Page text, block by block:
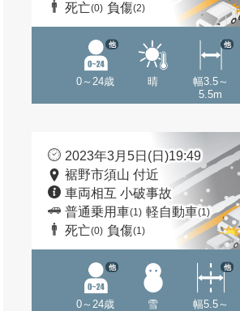
死亡(0) 負傷(2)
0～24歳
他
晴
幅3.5～
5.5m
他
2023年3月5日(日)19:49
裾野市須山 付近
車両相互 小破事故
普通乗用車(1) 軽自動車(1)
死亡(0) 負傷(1)
0～24歳
他
雪 幅5.5～
他